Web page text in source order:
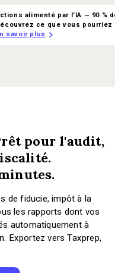
alimenté par l’IA — 90 %
ce que vous pourriez
savoir plus
pour l'audit,
de fiducie, impôt à la
les rapports dont vos
automatiquement à
Exportez vers Taxprep,